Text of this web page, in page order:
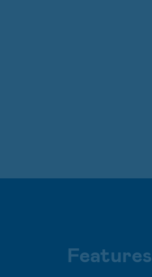
Features